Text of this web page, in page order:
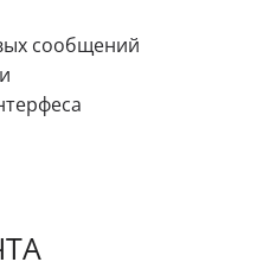
сообщений